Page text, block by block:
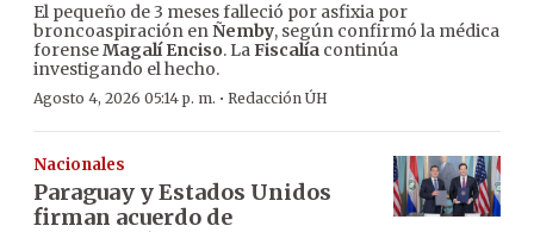
El pequeño de 3 meses falleció por asfixia por
broncoaspiración enÑemby, según confirmó la médica
forenseMagalí Enciso. LaFiscalía continúa
investigando el hecho.
Agosto 4, 2026 05:14 p. m. · Redacción ÚH
Nacionales
Paraguay y Estados Unidos
firman acuerdo de